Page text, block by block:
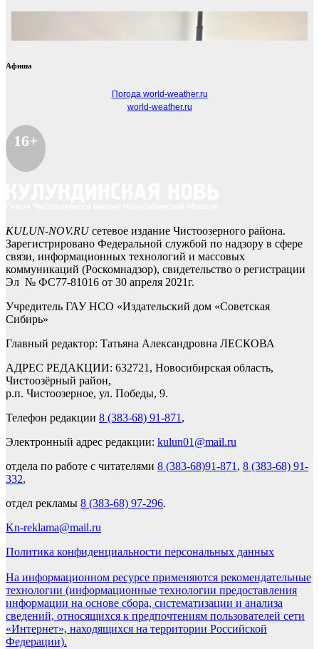
Афиша
Погода world-weather.ru
world-weather.ru
16+
KULUN-NOV.RUсетевое издание Чистоозерного района.
Зарегистрировано Федеральной службой по надзору в сфере
связи, информационных технологий и массовых
коммуникаций (Роскомнадзор), свидетельство о регистрации
Эл № ФС77-81016 от 30 апреля 2021г.
Учредитель ГАУ НСО «Издательский дом «Советская
Сибирь»
Главный редактор: Татьяна Александровна ЛЕСКОВА
АДРЕС РЕДАКЦИИ: 632721, Новосибирская область,
Чистоозёрный район,
р.п. Чистоозерное, ул. Победы, 9.
Телефон редакции 8 (383-68) 91-871 ,
Электронный адрес редакции: kulun01@mail.ru
отдела по работе с читателями 8 (383-68)91-871 , 8 (383-68) 91-
332,
отдел рекламы 8 (383-68) 97-296.
Kn-reklama@mail.ru
Политика конфиденциальности персональных данных
На информационном ресурсе применяются рекомендательные
технологии (информационные технологии предоставления
информации на основе сбора, систематизации и анализа
сведений, относящихся к предпочтениям пользователей сети
«Интернет», находящихся на территории Российской
Федерации).